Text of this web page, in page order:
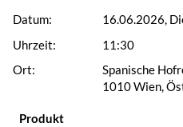
Datum:
Uhrzeit:
Ort:
16.06.2026,
11:30
Spanische
1010 Wien,
Produkt